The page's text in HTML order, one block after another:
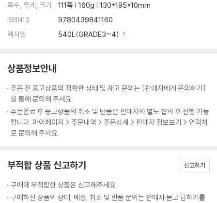
쪽수, 무게, 크기
111쪽 | 160g | 130*195*10mm
ISBN13
9780439841160
렉사일
540L(GRADE3~4)
상품정보안내
주문 전 중고상품의 정확한 상태 및 재고 문의는 [판매자에게 문의하기]
를 통해 문의해 주세요.
주문완료 후 중고상품의 취소 및 반품은 판매자와 별도 협의 후 진행 가능
합니다. 마이페이지 > 주문내역 > 주문상세 > 판매자 정보보기 > 연락처
로 문의해 주세요.
부적합 상품 신고하기 신고하기
구매에 부적합한 상품은 신고해주세요.
구매하신 상품의 상태, 배송, 취소 및 반품 문의는 판매자 묻고 답하기를